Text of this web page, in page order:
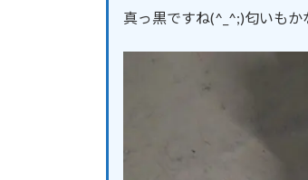
真っ黒ですね(^_^;)匂いも